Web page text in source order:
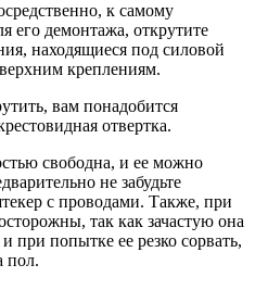
к самому
его демонтажа, открутите
находящиеся под силовой
креплениям.
вам понадобится
отвертка.
свободна, и ее можно
не забудьте
с проводами. Также, при
так как зачастую она
при попытке ее резко сорвать,
пол.